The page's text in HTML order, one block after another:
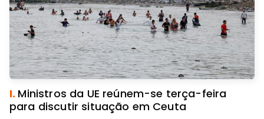
I. Ministros da UE reúnem-se terça-feira
para discutir situação em Ceuta